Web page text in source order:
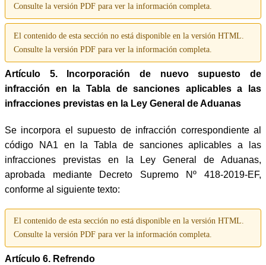
Consulte la versión PDF para ver la información completa.
El contenido de esta sección no está disponible en la versión HTML.
Consulte la versión PDF para ver la información completa.
Artículo 5. Incorporación de nuevo supuesto de
infracción en la Tabla de sanciones aplicables a las
infracciones previstas en la Ley General de Aduanas
Se incorpora el supuesto de infracción correspondiente al
código NA1 en la Tabla de sanciones aplicables a las
infracciones previstas en la Ley General de Aduanas,
aprobada mediante Decreto Supremo Nº 418-2019-EF,
conforme al siguiente texto:
El contenido de esta sección no está disponible en la versión HTML.
Consulte la versión PDF para ver la información completa.
Artículo 6. Refrendo